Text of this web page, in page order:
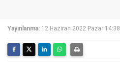
Yayınlanma: 12 Haziran 2022 Pazar 14:38